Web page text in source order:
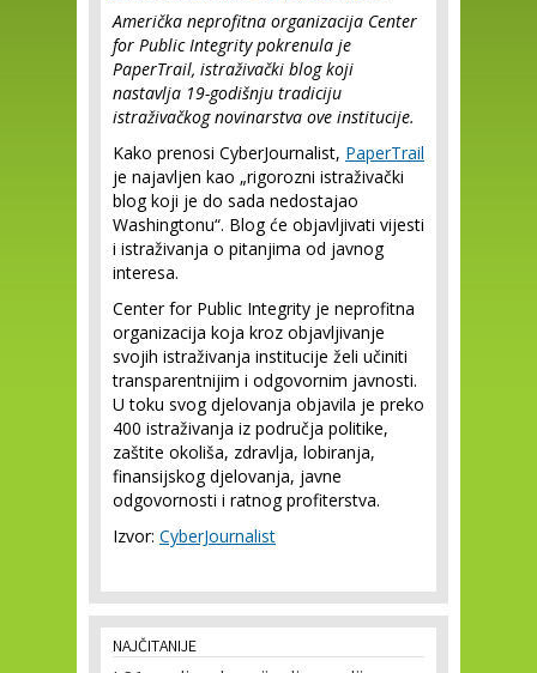
Američka neprofitna organizacija Center
for Public Integrity pokrenula je
PaperTrail, istraživački blog koji
nastavlja 19-godišnju tradiciju
istraživačkog novinarstva ove institucije.
Kako prenosi CyberJournalist, PaperTrail
je najavljen kao „rigorozni istraživački
blog koji je do sada nedostajao
Washingtonu“. Blog će objavljivati vijesti
i istraživanja o pitanjima od javnog
interesa.
Center for Public Integrity je neprofitna
organizacija koja kroz objavljivanje
svojih istraživanja institucije želi učiniti
transparentnijim i odgovornim javnosti.
U toku svog djelovanja objavila je preko
400 istraživanja iz područja politike,
zaštite okoliša, zdravlja, lobiranja,
finansijskog djelovanja, javne
odgovornosti i ratnog profiterstva.
Izvor: CyberJournalist
NAJČITANIJE